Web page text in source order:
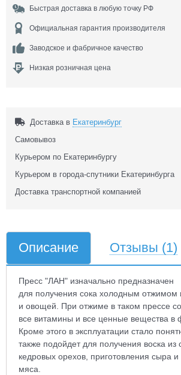
Быстрая доставка в любую точку РФ
Официальная гарантия производителя
Заводское и фабричное качество
Низкая розничная цена
Доставка в Екатеринбург
Самовывоз
Курьером по Екатеринбургу
Курьером в города-спутники Екатеринбурга
Доставка транспортной компанией
Описание Отзывы (1)
Пресс "ЛАН" изначально предназначен
для получения сока холодным отжимом
и овощей. При отжиме в таком прессе
все витамины и все ценные вещества в
Кроме этого в эксплуатации стало
также подойдет для получения воска из
кедровых орехов, приготовления сыра и
мяса.